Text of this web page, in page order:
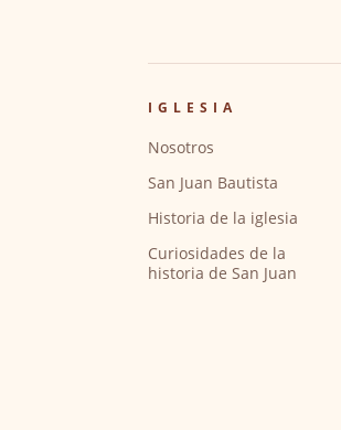
IGLESIA
Nosotros
San Juan Bautista
Historia de la iglesia
Curiosidades de la
historia de San Juan